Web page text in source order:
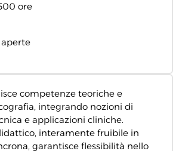
competenze teoriche e
integrando nozioni di
e applicazioni cliniche.
interamente fruibile in
garantisce flessibilità nello
ore
aperte